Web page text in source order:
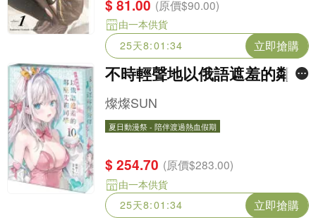
$ 81.00 (原價$90.00)
由一本供貨
25天8:01:32
立即搶購
不時輕聲地以俄語遮羞的鄰座
艾莉同學 (10) 特裝版
燦燦SUN
夏日動漫祭 - 陪伴渡過熱血假期
$ 254.70 (原價$283.00)
由一本供貨
25天8:01:32
立即搶購